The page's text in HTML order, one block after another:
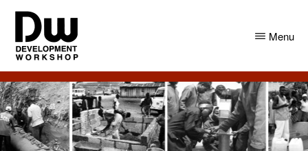
Skip
main
content
Skip
primary
sidebar
DW
Angola
Development
Workshop
Angola
Menu